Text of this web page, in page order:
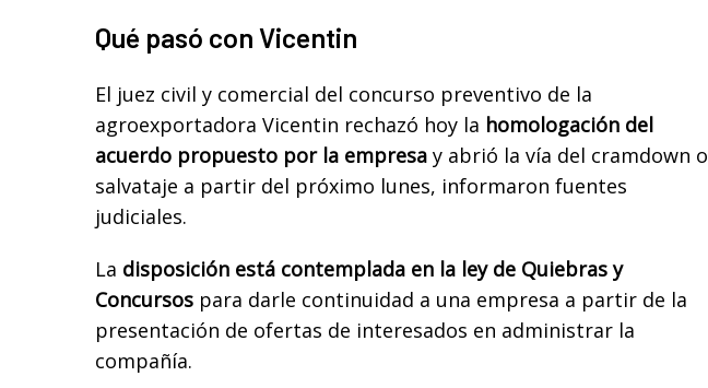
Qué pasó con Vicentin
El juez civil y comercial del concurso preventivo de la
agroexportadora Vicentin rechazó hoy la homologación del
acuerdo propuesto por la empresa y abrió la vía del cramdown o
salvataje a partir del próximo lunes, informaron fuentes
judiciales.
La disposición está contemplada en la ley de Quiebras y
Concursos para darle continuidad a una empresa a partir de la
presentación de ofertas de interesados en administrar la
compañía.